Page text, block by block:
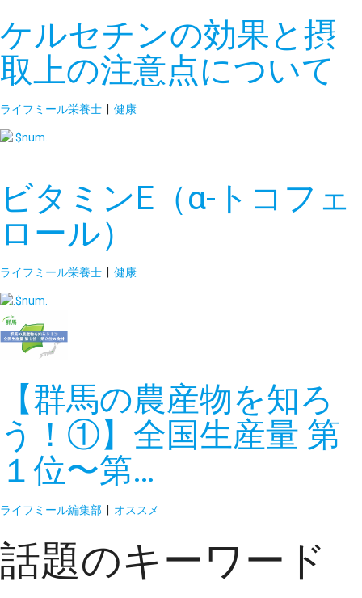
ケルセチンの効果と摂
取上の注意点について
ライフミール栄養士 | 健康
ビタミンE（α-トコフェ
ロール）
ライフミール栄養士 | 健康
【群馬の農産物を知ろ
う！①】全国生産量 第
１位〜第…
ライフミール編集部 | オススメ
話題のキーワード